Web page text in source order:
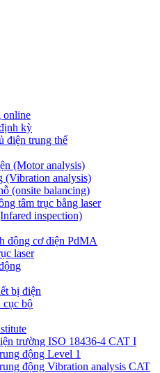
online
kỳ
điện trung thế
(Motor analysis)
(Vibration analysis)
(onsite balancing)
tâm trục bằng laser
inspection)
động cơ điện PdMA
laser
bị điện
cục bộ
trường ISO 18436-4 CAT I
động Level 1
động Vibration analysis CAT